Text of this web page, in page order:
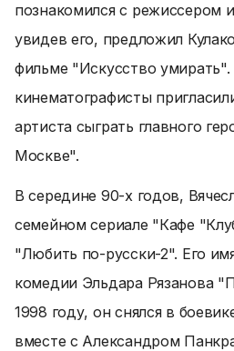
познакомился с режиссером
увидев его, предложил
фильме "Искусство умирать".
кинематографисты
артиста сыграть главного
Москве".
В середине 90-х годов,
семейном сериале "Кафе
"Любить по-русски-2". Его
комедии Эльдара Рязанова
1998 году, он снялся в
вместе с Александром